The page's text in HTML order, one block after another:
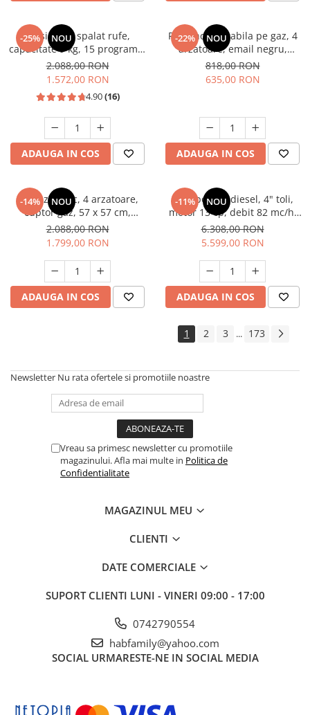
-25% NOU
Masina de spalat rufe,
capacitate 9 kg, 15 programe,
1400 Rpm, clasa A, Slim,
motor Inverter, Samus WSLI-
9144
2.088,00 RON
1.572,00 RON
4.90(16)
ADAUGA IN COS
-22% NOU
Plita incorporabila pe gaz, 4
arzatoare, email negru,
gratare din fonta, aprindere
electrica, Samus
818,00 RON
635,00 RON
ADAUGA IN COS
-14% NOU
Aragaz rustic, 4 arzatoare,
cuptor gaz, 57 x 57 cm,
rotisor, grill, ventilatie,
aprindere electrica, gratare
fonta, negru + plita inox,
Studio Casa Marco
2.088,00 RON
1.799,00 RON
ADAUGA IN COS
-11% NOU
Motopompa diesel, 4" toli,
motor 13 cp, debit 82 mc/h,
pornire electrica, refulare
60m, aspiratie 8m, Visoli
6.308,00 RON
5.599,00 RON
ADAUGA IN COS
1 2 3 ... 173
Newsletter Nu rata ofertele si promotiile noastre
Vreau sa primesc newsletter cu promotiile
magazinului. Afla mai multe in Politica de
Confidentialitate
MAGAZINUL MEU
CLIENTI
DATE COMERCIALE
SUPORT CLIENTI LUNI - VINERI 09:00 - 17:00
0742790554
habfamily@yahoo.com
SOCIAL URMARESTE-NE IN SOCIAL MEDIA